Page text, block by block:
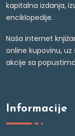
kapitalna izdanja,
enciklopedije.
Naša internet
online kupovinu, uz
akcije sa
Informacije